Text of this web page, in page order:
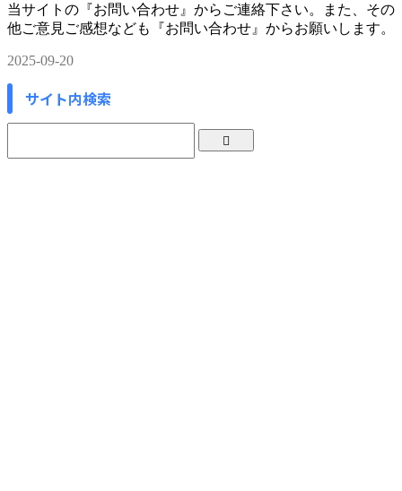
当サイトの『お問い合わせ』からご連絡下さい。また、その
他ご意見ご感想なども『お問い合わせ』からお願いします。
2025-09-20
サイト内検索